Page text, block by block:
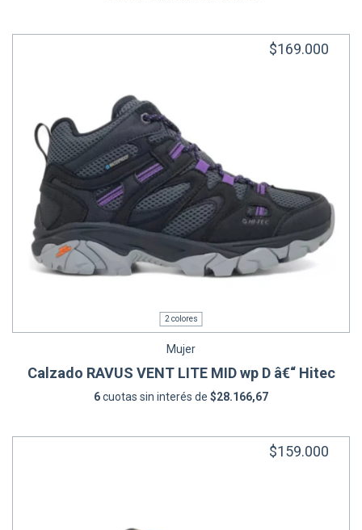
$169.000
2 colores
Mujer
Calzado RAVUS VENT LITE MID wp D â€“ Hitec
6cuotas sin interés de $28.166,67
$159.000